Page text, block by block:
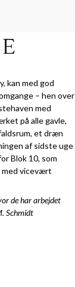
kan med god
– hen over
med
på alle gavle,
et dræn
af sidste uge
Blok 10, som
med vicevært
de har arbejdet
Schmidt